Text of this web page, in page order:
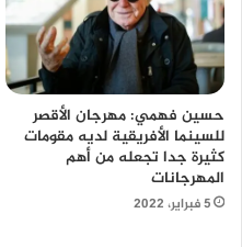
حسين فهمي: مهرجان الأقصر
للسينما الأفريقية لديه مقومات
كثيرة جدا تجعله من أهم
المهرجانات
5 فبراير، 2022